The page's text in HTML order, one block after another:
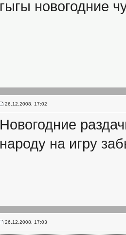
гыгы новогодние
26.12.2008, 17:02
Новогодние
народу на игру
26.12.2008, 17:03